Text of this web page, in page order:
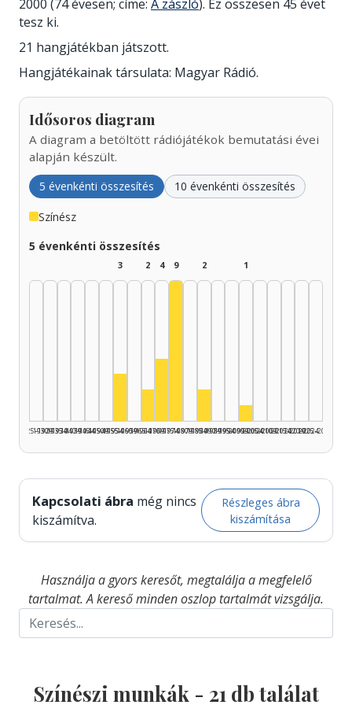
2000 (74 évesen; címe: A zászló). Ez összesen 45 évet
tesz ki.
21 hangjátékban játszott.
Hangjátékainak társulata: Magyar Rádió.
Idősoros diagram
A diagram a betöltött rádiójátékok bemutatási évei
alapján készült.
5 évenkénti összesítés 10 évenkénti összesítés
Színész
5 évenkénti összesítés
1925–1929
1930–1934
1935–1939
1940–1944
1945–1949
1950–1954
3
Színész, 1955–1959: 3
1955–1959
1960–1964
2
1965–1969
4
1970–1974
9
1975–1979
1980–1984
2
1985–1989
1990–1994
1995–1999
1
Színész,
2000–2004
2005–2009
2010–2014
2015–2019
2020–2024
2025–2026
Kapcsolati ábra még nincs
kiszámítva.
Részleges ábra
kiszámítása
Használja a gyors keresőt, megtalálja a megfelelő
tartalmat. A kereső minden oszlop tartalmát vizsgálja.
Színészi munkák - 21 db találat